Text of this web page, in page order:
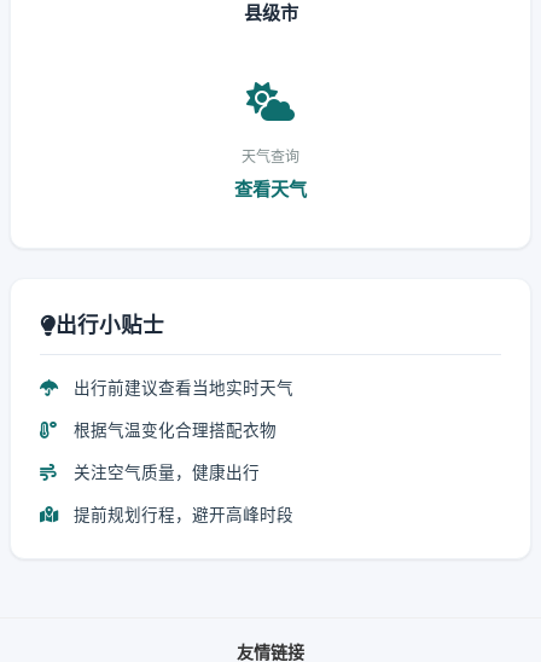
县级市
天气查询
查看天气
出行小贴士
出行前建议查看当地实时天气
根据气温变化合理搭配衣物
关注空气质量，健康出行
提前规划行程，避开高峰时段
友情链接